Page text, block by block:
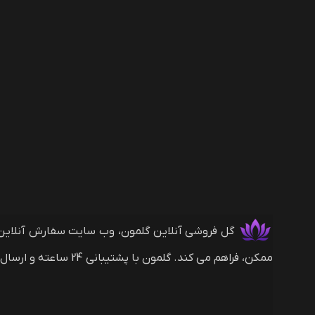
ممکن، فراهم می کند. گلمون با پشتیبانی 24 ساعته و ارسال های بین المللی (با روش های پرداخت ریالی و دلاری) همراه شماست.